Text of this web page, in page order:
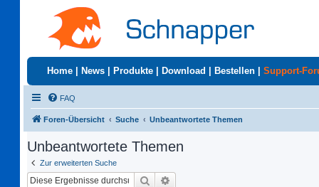
Home News Produkte Download Bestellen Support-
FAQ
Foren-Übersicht Suche Unbeantwortete Themen
Unbeantwortete Themen
Zur erweiterten Suche
Suche